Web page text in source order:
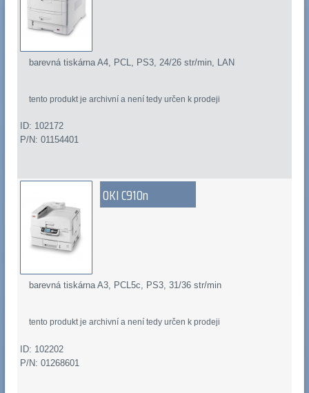
barevná tiskárna A4, PCL, PS3, 24/26 str/min, LAN
tento produkt je archivní a není tedy určen k prodeji
ID: 102172
P/N: 01154401
OKI C910n
barevná tiskárna A3, PCL5c, PS3, 31/36 str/min
tento produkt je archivní a není tedy určen k prodeji
ID: 102202
P/N: 01268601